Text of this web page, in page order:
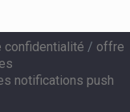
confidentialité / offre
notifications push